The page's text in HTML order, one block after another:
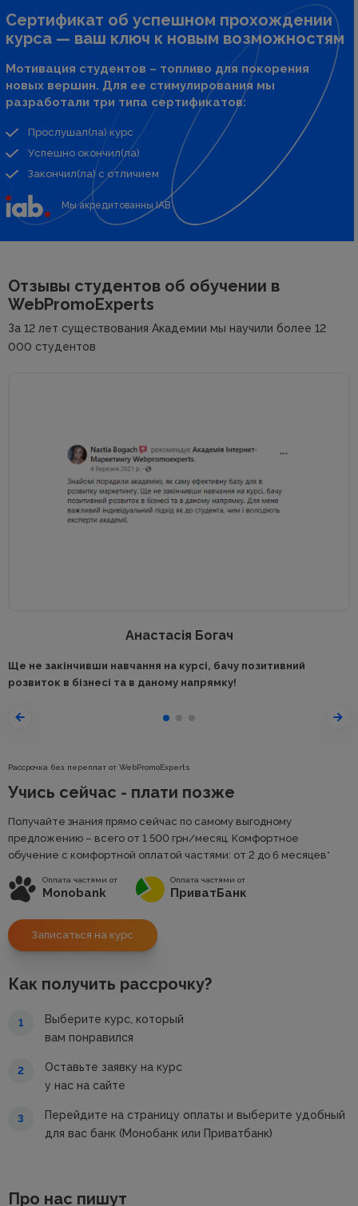
Сертификат об успешном прохождении
курса — ваш ключ к новым возможностям
Мотивация студентов – топливо для покорения
новых вершин. Для ее стимулирования мы
разработали три типа сертификатов:
Прослушал(ла) курс
Успешно окончил(ла)
Закончил(ла) с отличием
Мы акредитованны IAB
Отзывы студентов об обучении в
WebPromoExperts
За 12 лет существования Академии мы научили более 12
000 студентов
Анастасія Богач
Ще не закінчивши навчання на курсі, бачу позитивний
розвиток в бізнесі та в даному напрямку!
Рассрочка без переплат от WebPromoExperts
Учись сейчас - плати позже
Получайте знания прямо сейчас по самому выгодному
предложению – всего от 1 500 грн/месяц. Комфортное
обучение с комфортной оплатой частями: от 2 до 6 месяцев*
Оплата частями от
Monobank
Оплата частями от
ПриватБанк
Записаться на курс
Как получить рассрочку?
1
Выберите курс, который
вам понравился
2
Оставьте заявку на курс
у нас на сайте
3
Перейдите на страницу оплаты и выберите удобный
для вас банк (Монобанк или Приватбанк)
Про нас пишут